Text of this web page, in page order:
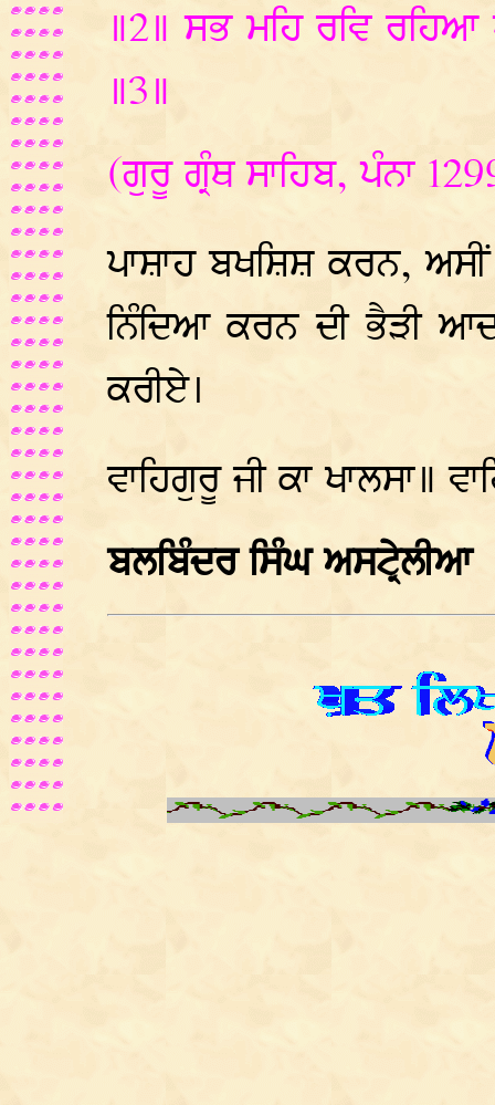
॥2॥ ਸਭ ਮਹਿ ਰਵਿ ਰਹਿਆ
॥3॥
(ਗੁਰੂ ਗ੍ਰੰਥ ਸਾਹਿਬ, ਪੰਨਾ
ਪਾਸ਼ਾਹ ਬਖਸ਼ਿਸ਼ ਕਰਨ,
ਨਿੰਦਿਆ ਕਰਨ ਦੀ ਭੈੜੀ
ਕਰੀਏ।
ਵਾਹਿਗੁਰੂ ਜੀ ਕਾ ਖਾਲਸਾ॥
ਬਲਬਿੰਦਰ ਸਿੰਘ ਅਸਟ੍ਰੇਲੀਆ